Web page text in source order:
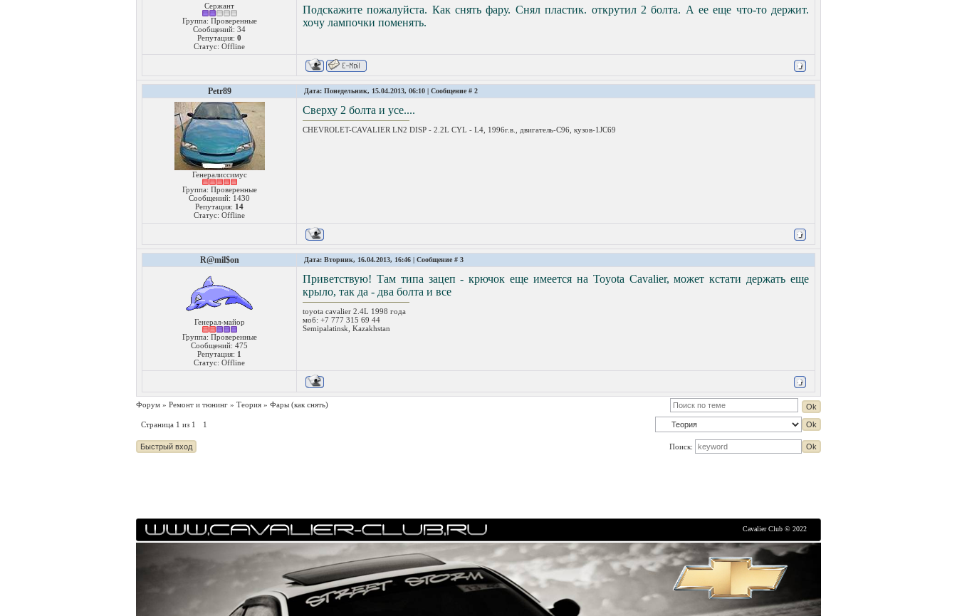
Сержант
Группа: Проверенные
Сообщений: 34
Репутация: 0
Статус: Offline
Подскажите пожалуйста. Как снять фару. Снял пластик. открутил 2 болта. А ее еще что-то держит.
хочу лампочки поменять.
Petr89 Дата: Понедельник, 15.04.2013, 06:10 | Сообщение # 2
Генералиссимус
Группа: Проверенные
Сообщений: 1430
Репутация: 14
Статус: Offline
Сверху 2 болта и усе....
CHEVROLET-CAVALIER LN2 DISP - 2.2L CYL - L4, 1996г.в., двигатель-C96, кузов-1JC69
R@mil$on Дата: Вторник, 16.04.2013, 16:46 | Сообщение # 3
Генерал-майор
Группа: Проверенные
Сообщений: 475
Репутация: 1
Статус: Offline
Приветствую! Там типа зацеп - крючок еще имеется на Toyota Cavalier, может кстати держать еще
крыло, так да - два болта и все
toyota cavalier 2.4L 1998 года
моб: +7 777 315 69 44
Semipalatinsk, Kazakhstan
Форум » Ремонт и тюнинг » Теория » Фары (как снять)
Страница 1 из 1 1
Поиск:
Cavalier Club © 2022